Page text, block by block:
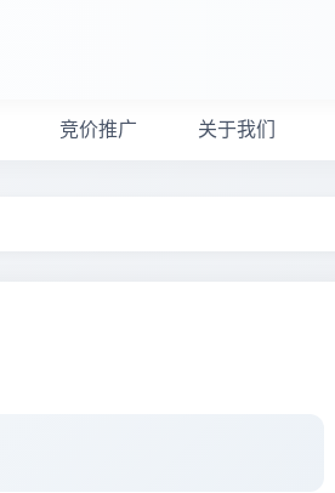
竞价推广 关于我们